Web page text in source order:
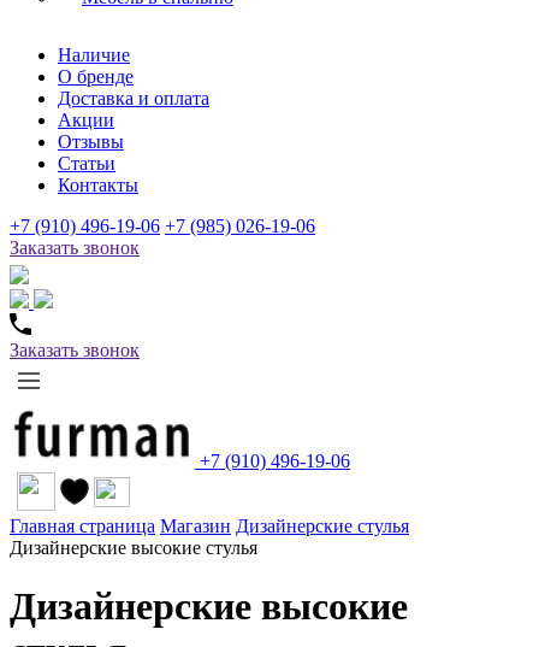
Наличие
О бренде
Доставка и оплата
Акции
Отзывы
Статьи
Контакты
+7 (910) 496-19-06 +7 (985) 026-19-06
Заказать звонок
Заказать звонок
+7 (910) 496-19-06
Главная страница Магазин Дизайнерские стулья
Дизайнерские высокие стулья
Дизайнерские высокие